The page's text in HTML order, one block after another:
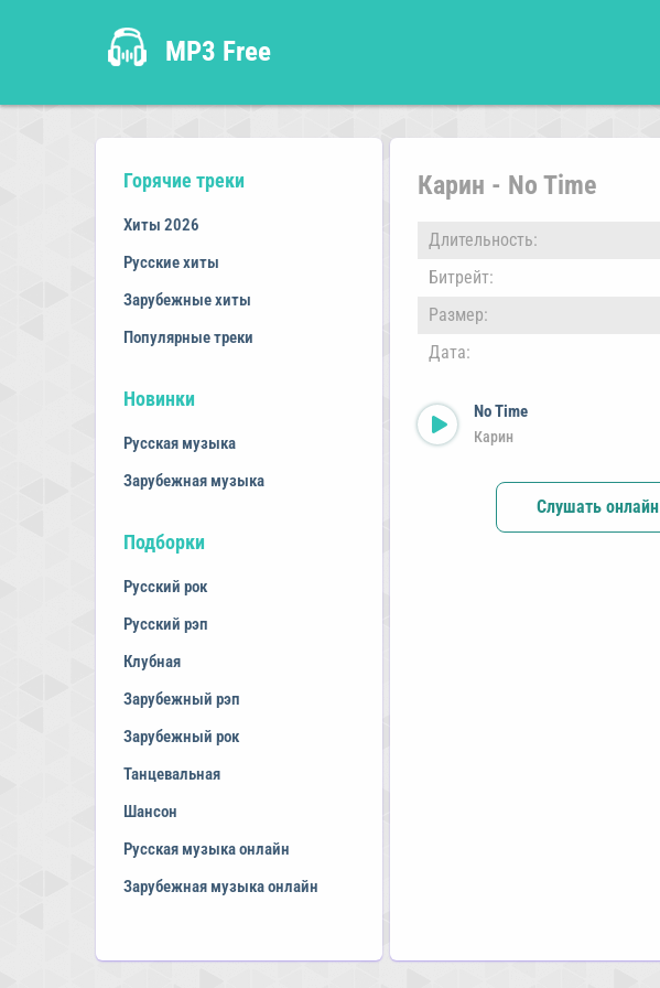
MP3 Free
Горячие треки
Хиты 2026
Русские хиты
Зарубежные хиты
Популярные треки
Новинки
Русская музыка
Зарубежная музыка
Подборки
Русский рок
Русский рэп
Клубная
Зарубежный рэп
Зарубежный рок
Танцевальная
Шансон
Русская музыка онлайн
Зарубежная музыка онлайн
Карин - No Time
Длительность:
Битрейт:
Размер:
Дата:
No Time
Карин
Слушать онлайн